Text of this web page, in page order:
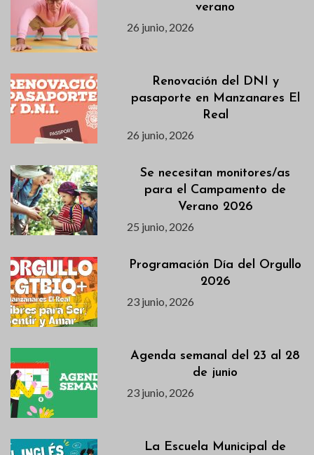
verano
26 junio, 2026
Renovación del DNI y
pasaporte en Manzanares El
Real
26 junio, 2026
Se necesitan monitores/as
para el Campamento de
Verano 2026
25 junio, 2026
Programación Día del Orgullo
2026
23 junio, 2026
Agenda semanal del 23 al 28
de junio
23 junio, 2026
La Escuela Municipal de